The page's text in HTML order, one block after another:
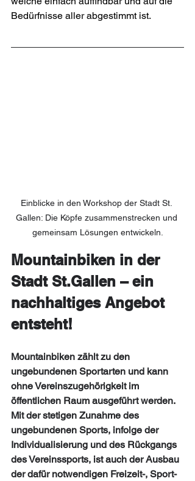
Bedürfnisse aller abgestimmt ist.
Einblicke in den Workshop der Stadt St.
Gallen: Die Köpfe zusammenstrecken und
gemeinsam Lösungen entwickeln.
Mountainbiken in der
Stadt St.Gallen – ein
nachhaltiges Angebot
entsteht!
Mountainbiken zählt zu den
ungebundenen Sportarten und kann
ohne Vereinszugehörigkeit im
öffentlichen Raum ausgeführt werden.
Mit der stetigen Zunahme des
ungebundenen Sports, infolge der
Individualisierung und des Rückgangs
des Vereinssports, ist auch der Ausbau
der dafür notwendigen Freizeit-, Sport-